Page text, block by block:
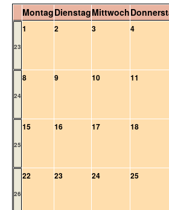
MontagDienstagMittwoch
23
1 2 3 4
24
8 9 10 11
25
15 16 17 18
26
22 23 24 25